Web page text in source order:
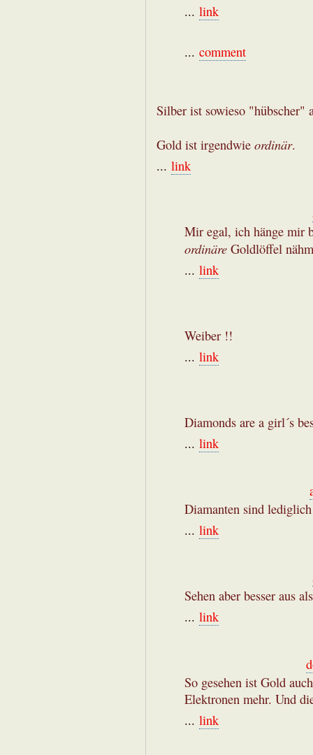
... link
... comment
Silber ist sowieso "hübscher"
Gold ist irgendwie ordinär.
... link
Mir egal, ich hänge mir
ordinäre Goldlöffel
... link
Weiber !!
... link
Diamonds are a girl´s
... link
Diamanten sind
... link
Sehen aber besser aus
... link
So gesehen ist Gold
Elektronen mehr. Und
... link